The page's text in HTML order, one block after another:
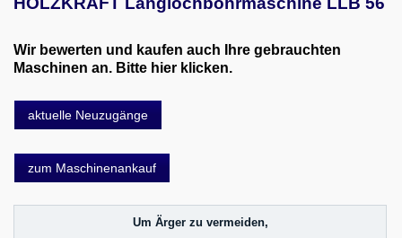
Wir bewerten und kaufen auch Ihre gebrauchten
Maschinen an. Bitte hier klicken.
aktuelle Neuzugänge
zum Maschinenankauf
Um Ärger zu vermeiden,